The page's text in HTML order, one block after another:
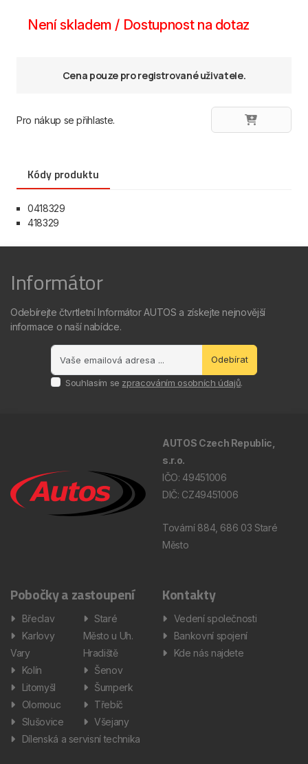
Není skladem / Dostupnost na dotaz
Cena pouze pro registrované uživatele.
Pro nákup se přihlaste.
Kódy produktu
0418329
418329
Informátor
Odebírejte čtvrtletní Informátor AUTOS a získejte nejnovější
informace o naší nabídce.
Odebírat
Souhlasím se zpracováním osobních údajů.
AUTOS Czech Republic,
s.r.o.
IČO: 49451006
DIČ: CZ49451006
Tovární 884, 686 03 Staré
Město
Pobočky a zastoupení
Břeclav
Karlovy
Vary
Kolín
Litomyšl
Olomouc
Slušovice
Staré
Město u Uh.
Hradiště
Šenov
Šumperk
Třebíč
Všejany
Dílenská a servisní technika
Kontakty
Vedení společnosti
Bankovní spojení
Kde nás najdete